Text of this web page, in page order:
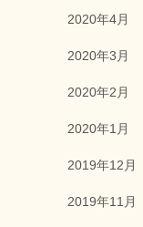
2020年4月
2020年3月
2020年2月
2020年1月
2019年12月
2019年11月